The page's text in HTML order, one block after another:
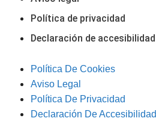
Política de privacidad
Declaración de accesibilidad
Política De Cookies
Aviso Legal
Política De Privacidad
Declaración De Accesibilidad